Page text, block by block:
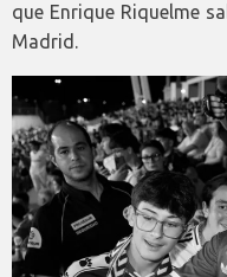
que Enrique Riquelme
Madrid.